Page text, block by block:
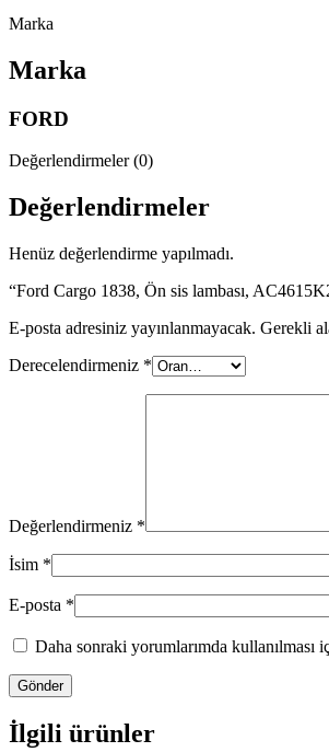
Marka
Marka
FORD
Değerlendirmeler (0)
Değerlendirmeler
Henüz değerlendirme yapılmadı.
“Ford Cargo 1838, Ön sis lambası,
E-posta adresiniz yayınlanmayacak. Gerekli
Derecelendirmeniz *
Değerlendirmeniz *
İsim *
E-posta *
Daha sonraki yorumlarımda kullanılması
İlgili ürünler